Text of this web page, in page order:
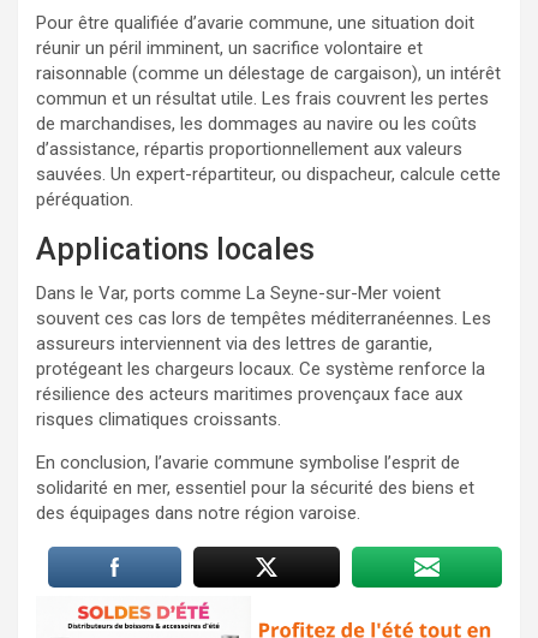
Pour être qualifiée d’avarie commune, une situation doit
réunir un péril imminent, un sacrifice volontaire et
raisonnable (comme un délestage de cargaison), un intérêt
commun et un résultat utile. Les frais couvrent les pertes
de marchandises, les dommages au navire ou les coûts
d’assistance, répartis proportionnellement aux valeurs
sauvées. Un expert-répartiteur, ou dispacheur, calcule cette
péréquation.
Applications locales
Dans le Var, ports comme La Seyne-sur-Mer voient
souvent ces cas lors de tempêtes méditerranéennes. Les
assureurs interviennent via des lettres de garantie,
protégeant les chargeurs locaux. Ce système renforce la
résilience des acteurs maritimes provençaux face aux
risques climatiques croissants.
En conclusion, l’avarie commune symbolise l’esprit de
solidarité en mer, essentiel pour la sécurité des biens et
des équipages dans notre région varoise.